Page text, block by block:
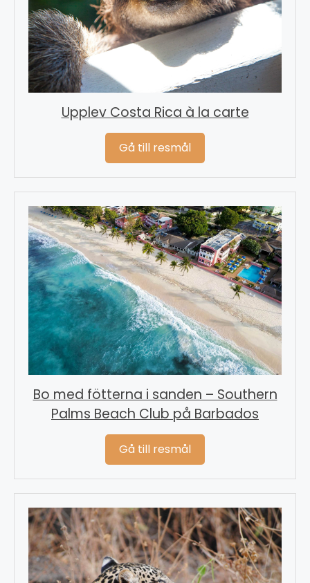
Upplev Costa Rica à la carte
Gå till resmål
Bo med fötterna i sanden – Southern
Palms Beach Club på Barbados
Gå till resmål